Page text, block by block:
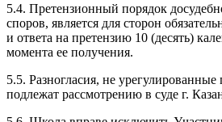
5.4. Претензионный порядок
споров, является для сторон
и ответа на претензию 10 (десять)
момента ее получения.
5.5. Разногласия, не урегулированные
подлежат рассмотрению в суде г.